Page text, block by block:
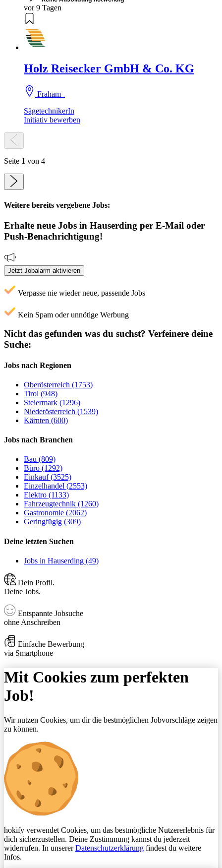
vor 9 Tagen
Holz Reisecker GmbH & Co. KG
Fraham
SägetechnikerIn
Initiativ bewerben
Seite 1 von 4
Weitere bereits vergebene Jobs:
Erhalte neue Jobs in Hauserding per E-Mail oder
Push-Benachrichtigung!
Jetzt Jobalarm aktivieren
Verpasse nie wieder neue, passende Jobs
Kein Spam oder unnötige Werbung
Nicht das gefunden was du suchst? Verfeinere deine
Suche:
Jobs nach Regionen
Oberösterreich (1753)
Tirol (948)
Steiermark (1296)
Niederösterreich (1539)
Kärnten (600)
Jobs nach Branchen
Bau (809)
Büro (1292)
Einkauf (3525)
Einzelhandel (2553)
Elektro (1133)
Fahrzeugtechnik (1260)
Gastronomie (2062)
Geringfügig (309)
Deine letzten Suchen
Jobs in Hauserding (49)
Dein Profil.
Deine Jobs.
Entspannte Jobsuche
ohne Anschreiben
Einfache Bewerbung
via Smartphone
Mit Cookies zum perfekten
Job!
Wir nutzen Cookies, um dir die bestmöglichen Jobvorschläge zeigen
zu können.
hokify verwendet Cookies, um das bestmögliche Nutzererlebnis für
dich sicherzustellen. Deine Zustimmung kannst du jederzeit
widerrufen. In unsererDatenschutzerklärung findest du weitere
Infos.